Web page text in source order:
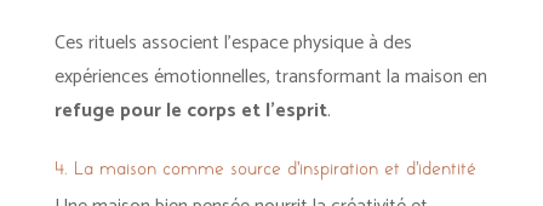
Ces rituels associent l’espace physique à des
expériences émotionnelles, transformant la maison en
refuge pour le corps et l’esprit.
4. La maison comme source d’inspiration et d’identité